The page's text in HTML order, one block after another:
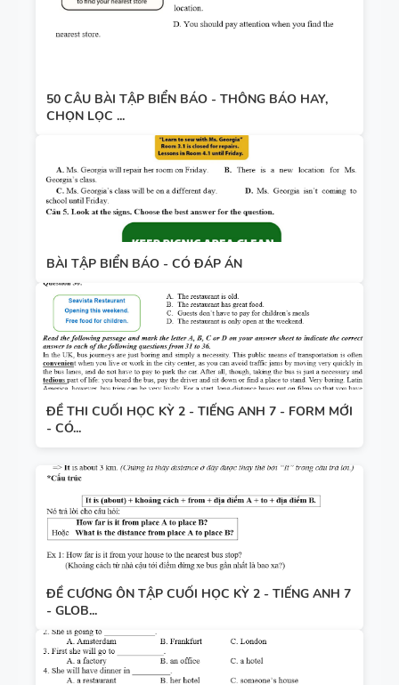
50 CÂU BÀI TẬP BIỂN BÁO - THÔNG BÁO HAY,
CHỌN LỌC ...
BÀI TẬP BIỂN BÁO - CÓ ĐÁP ÁN
ĐỀ THI CUỐI HỌC KỲ 2 - TIẾNG ANH 7 - FORM MỚI
- CÓ...
ĐỀ CƯƠNG ÔN TẬP CUỐI HỌC KỲ 2 - TIẾNG ANH 7
- GLOB...